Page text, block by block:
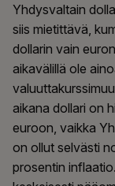
Yhdysvaltain
siis mietittävä,
dollarin vain
aikavälillä ole
aikana dollari on
euroon, vaikka
on ollut selvästi
prosentin